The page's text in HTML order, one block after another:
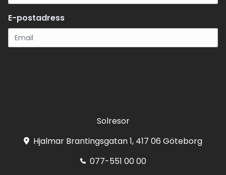
E-postadress
Solresor
Hjalmar Brantingsgatan 1, 417 06 Göteborg
077-551 00 00